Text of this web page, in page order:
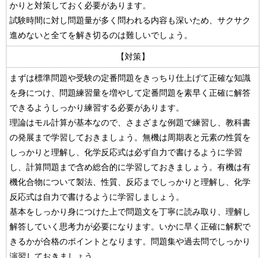
かりと対策しておく必要があります。
試験時間に対し問題量が多く問われる内容も深いため、サクサク
進めないと全てを解き切るのは難しいでしょう。
【対策】
まずは標準問題や受験の定番問題をきっちり仕上げて正確な知識
を身につけ、問題練習量を増やして定番問題を素早く正確に解答
できるようしっかり練習する必要があります。
理論はモル計算が基本なので、さまざまな例題で練習し、教科書
の発展まで学習しておきましょう。無機は周期表と元素の性質を
しっかりと理解し、化学反応式は必ず自力で書けるように学習
し、計算問題まで含め総合的に学習しておきましょう。有機は有
機化合物について製法、性質、反応までしっかりと理解し、化学
反応式は自力で書けるように学習しましょう。
基本をしっかり身につけた上で問題文を丁寧に読み取り、理解し
解答していく思考力が必要になります。いかに早く正確に解釈で
きるかが合格のポイントとなります。問題集や過去問でしっかり